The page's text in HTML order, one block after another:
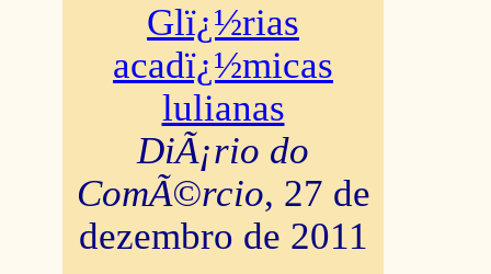
Glï¿½rias
acadï¿½micas
lulianas
DiÃ¡rio do
ComÃ©rcio, 27 de
dezembro de 2011